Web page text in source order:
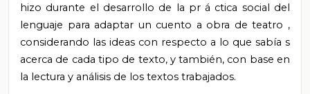
hizo durante el desarrollo de la pr á ctica social del
lenguaje para adaptar un cuento a obra de teatro ,
considerando las ideas con respecto a lo que sabía s
acerca de cada tipo de texto, y también, con base en
la lectura y análisis de los textos trabajados.